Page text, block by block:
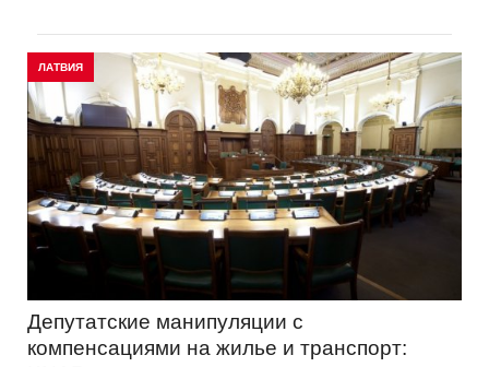
ЛАТВИЯ
Депутатские манипуляции с
компенсациями на жилье и транспорт: